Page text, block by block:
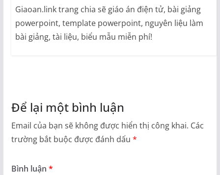
Giaoan.link trang chia sẽ giáo án điện tử, bài giảng
powerpoint, template powerpoint, nguyên liệu làm
bài giảng, tài liệu, biểu mẫu miễn phí!
Để lại một bình luận
Email của bạn sẽ không được hiển thị công khai. Các
trường bắt buộc được đánh dấu *
Bình luận *